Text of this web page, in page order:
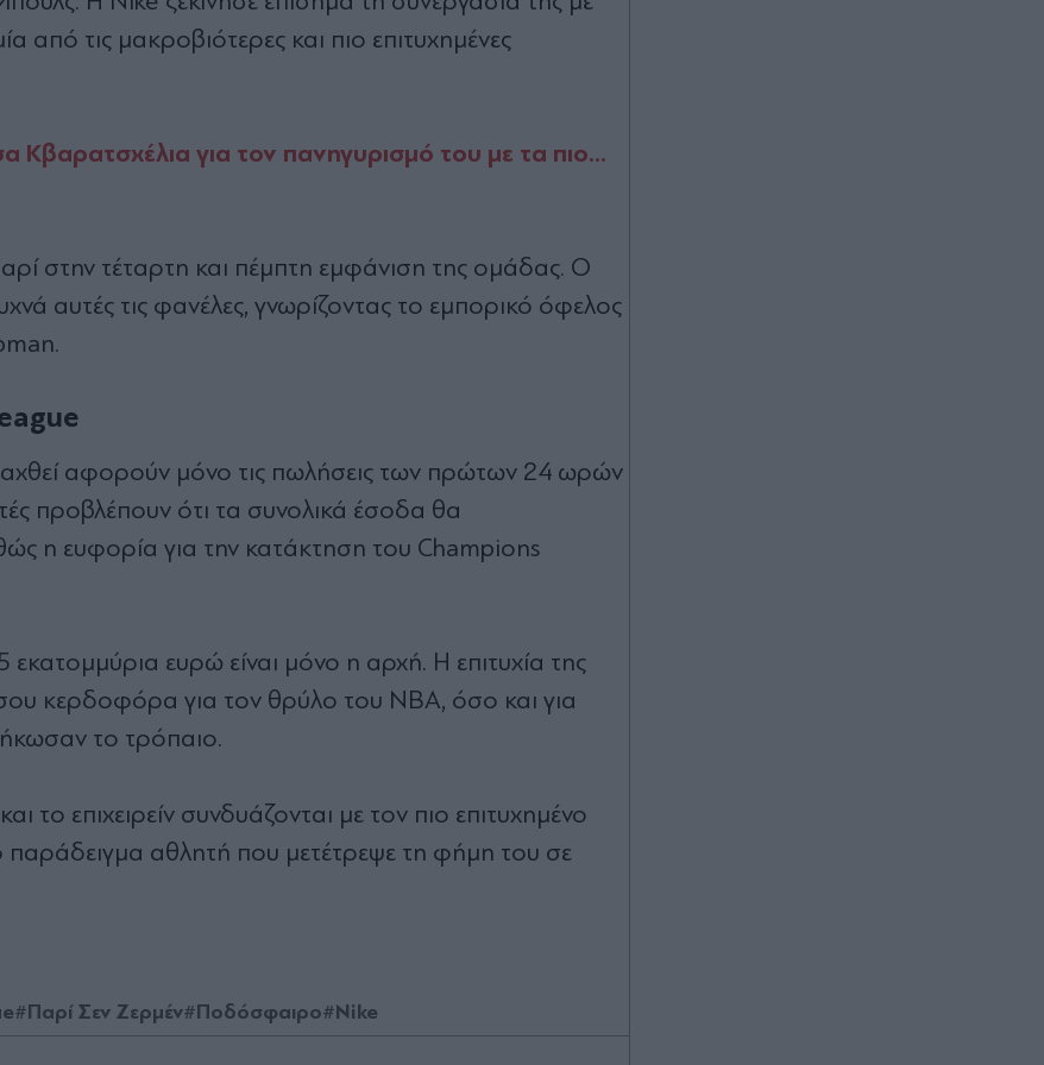
από τις μακροβιότερες και πιο επιτυχημένες
Κβαρατσxέλια για τον πανηγυρισμό του με τα πιο...
στην τέταρτη και πέμπτη εμφάνιση της ομάδας. Ο
αυτές τις φανέλες, γνωρίζοντας το εμπορικό όφελος
αφορούν μόνο τις πωλήσεις των πρώτων 24 ωρών
προβλέπουν ότι τα συνολικά έσοδα θα
η ευφορία για την κατάκτηση του Champions
εκατομμύρια ευρώ είναι μόνο η αρχή. Η επιτυχία της
κερδοφόρα για τον θρύλο του NBA, όσο και για
το τρόπαιο.
το επιχειρείν συνδυάζονται με τον πιο επιτυχημένο
αθλητή που μετέτρεψε τη φήμη του σε
#Παρί Σεν Ζερμέν#Ποδόσφαιρο#Nike